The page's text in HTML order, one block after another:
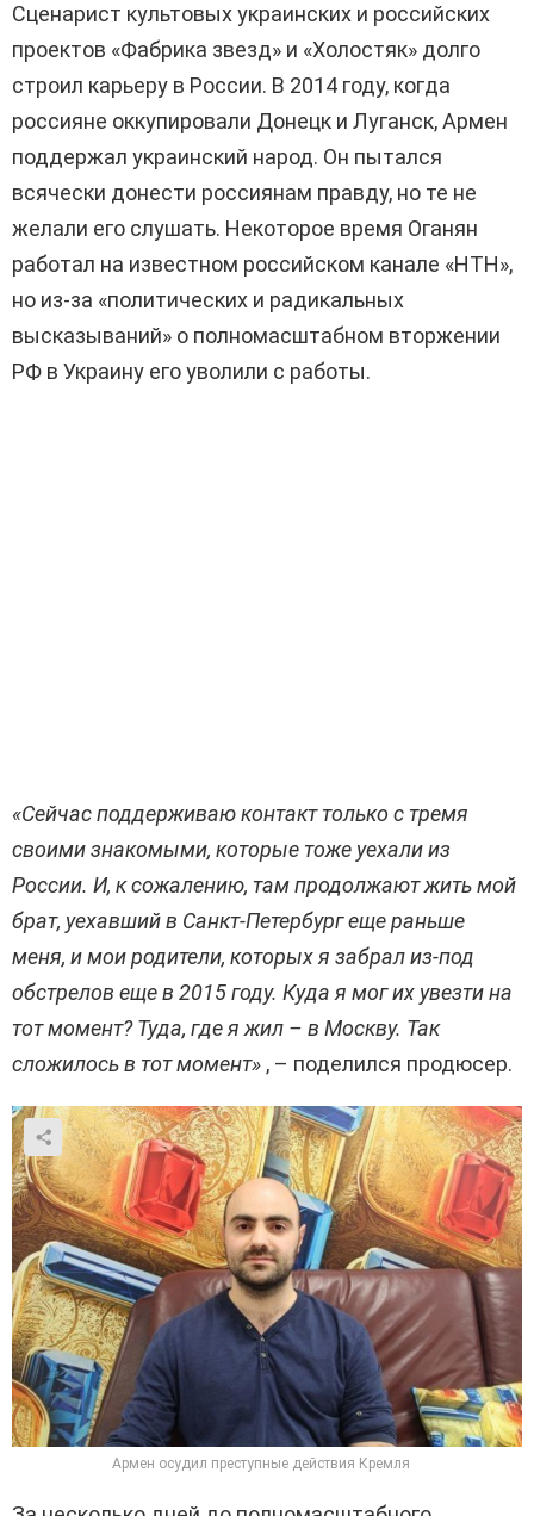
Сценарист культовых украинских и российских
проектов «Фабрика звезд» и «Холостяк» долго
строил карьеру в России. В 2014 году, когда
россияне оккупировали Донецк и Луганск, Армен
поддержал украинский народ. Он пытался
всячески донести россиянам правду, но те не
желали его слушать. Некоторое время Оганян
работал на известном российском канале «НТН»,
но из-за «политических и радикальных
высказываний» о полномасштабном вторжении
РФ в Украину его уволили с работы.
«Сейчас поддерживаю контакт только с тремя
своими знакомыми, которые тоже уехали из
России. И, к сожалению, там продолжают жить мой
брат, уехавший в Санкт-Петербург еще раньше
меня, и мои родители, которых я забрал из-под
обстрелов еще в 2015 году. Куда я мог их увезти на
тот момент? Туда, где я жил – в Москву. Так
сложилось в тот момент» , – поделился продюсер.
Армен осудил преступные действия Кремля